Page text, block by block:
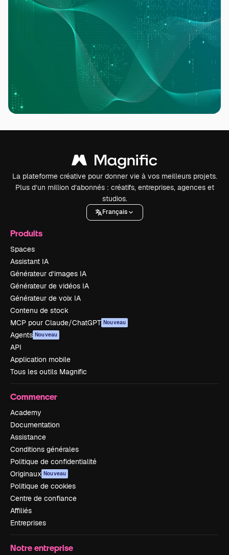
La plateforme créative pour donner vie à vos meilleurs projets.
Plus d’un million d’abonnés : créatifs, entreprises, agences et
studios.
Français
Produits
Spaces
Assistant IA
Générateur d’images IA
Générateur de vidéos IA
Générateur de voix IA
Contenu de stock
MCP pour Claude/ChatGPT Nouveau
Agents Nouveau
API
Application mobile
Tous les outils Magnific
Commencer
Academy
Documentation
Assistance
Conditions générales
Politique de confidentialité
Originaux Nouveau
Politique de cookies
Centre de confiance
Affiliés
Entreprises
Notre entreprise